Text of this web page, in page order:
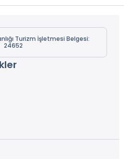
Turizm İşletmesi Belgesi:
24652